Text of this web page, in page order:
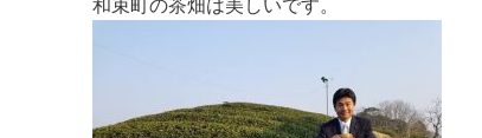
和束町の茶畑は美しいです。